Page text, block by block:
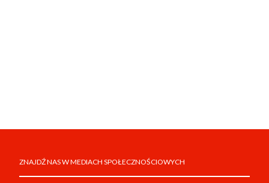
ZNAJDŹ NAS W MEDIACH SPOŁECZNOŚCIOWYCH